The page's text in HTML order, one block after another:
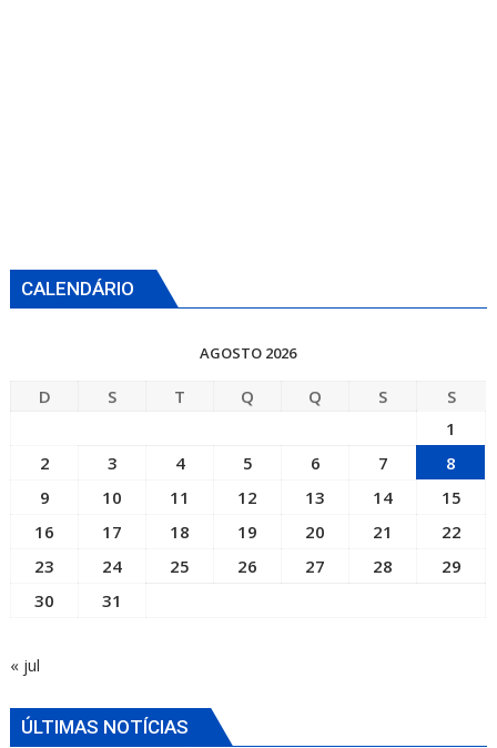
CALENDÁRIO
AGOSTO 2026
D S T Q Q S
S
1
2
3 4 5 6 7
8
9
10 11 12 13 14
15
16
17 18 19 20 21
22
23
24 25 26 27 28
29
30
31
« jul
ÚLTIMAS NOTÍCIAS